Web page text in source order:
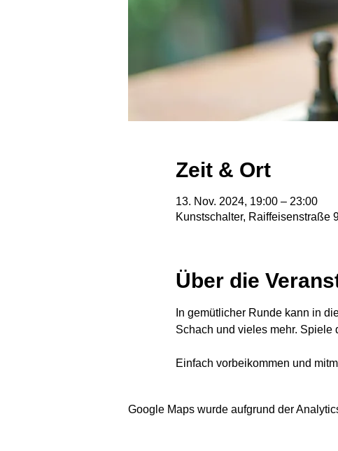
Zeit & Ort
13. Nov. 2024, 19:00 – 23:00
Kunstschalter, Raiffeisenstraße
Über die
In gemütlicher Runde kann in
Schach und vieles mehr. Spiele
Einfach vorbeikommen und
Google Maps wurde aufgrund der